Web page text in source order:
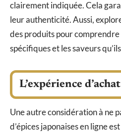
clairement indiquée. Cela
leur authenticité. Aussi,
des produits pour
spécifiques et les saveurs
L’expérience
Une autre considération à ne
d’épices japonaises en ligne